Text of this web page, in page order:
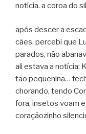
notícia. a coroa do
após descer a
cães. percebi que
parados, não
ali estava a notícia:
tão pequenina…
chorando, tendo
fora, insetos voam
coraçãozinho